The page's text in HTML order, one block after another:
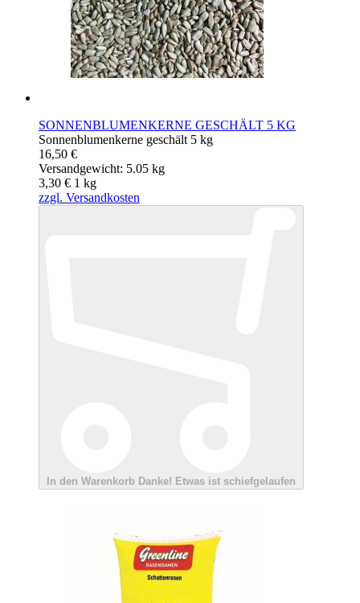
SONNENBLUMENKERNE GESCHÄLT 5 KG
Sonnenblumenkerne geschält 5 kg
16,50 €
Versandgewicht: 5.05 kg
3,30 € 1 kg
zzgl. Versandkosten
In den Warenkorb Danke! Etwas ist schiefgelaufen